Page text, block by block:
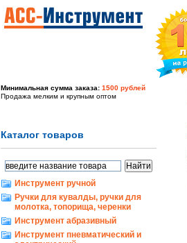
Минимальная сумма заказа: 1500 рублей
Продажа мелким и крупным оптом
Каталог товаров
Инструмент ручной
Ручки для кувалды, ручки для
молотка, топорища, черенки
Инструмент абразивный
Инструмент пневматический и